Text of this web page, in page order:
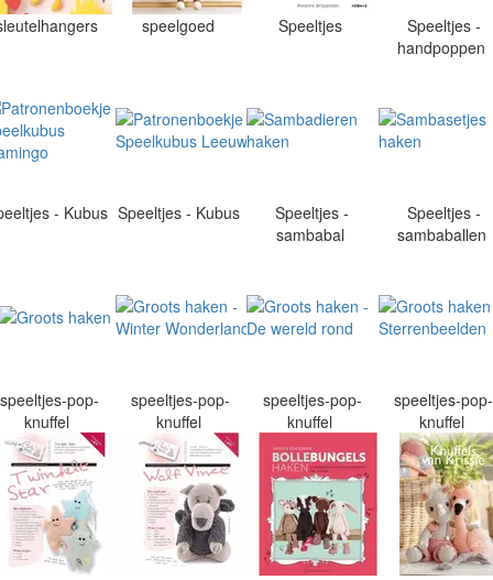
speelgoed Speeltjes
Speeltjes -
handpoppen
- Kubus Speeltjes - Kubus
Speeltjes -
sambabal
Speeltjes -
sambaballen
speeltjes-pop-
knuffel
speeltjes-pop-
knuffel
speeltjes-pop-
knuffel
speeltjes-pop-
knuffel